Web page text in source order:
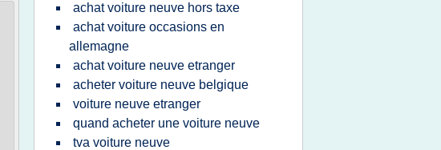
achat voiture neuve hors taxe
achat voiture occasions en
allemagne
achat voiture neuve etranger
acheter voiture neuve belgique
voiture neuve etranger
quand acheter une voiture neuve
tva voiture neuve